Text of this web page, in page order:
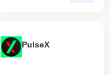
PulseX